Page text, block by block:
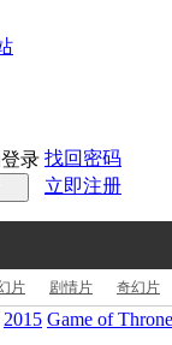
录 找回密码
立即注册
片 剧情片 奇幻片
2015 Game of